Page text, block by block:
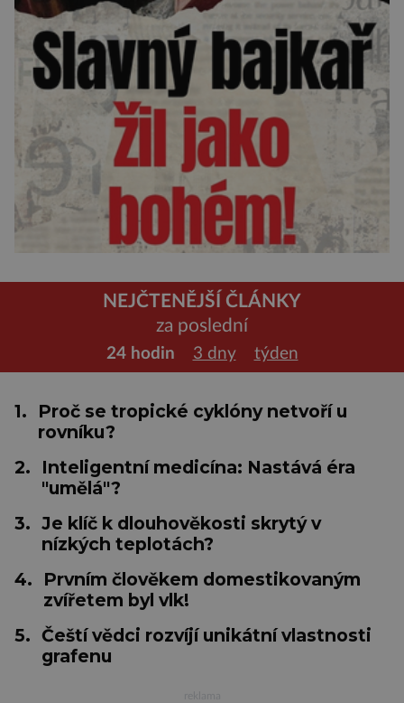
NEJČTENĚJŠÍ ČLÁNKY
za poslední
24 hodin 3 dny týden
1.
Proč se tropické cyklóny netvoří u
rovníku?
2.
Inteligentní medicína: Nastává éra
"umělá"?
3. Je klíč k dlouhověkosti skrytý v
nízkých teplotách?
4.
Prvním člověkem domestikovaným
zvířetem byl vlk!
5. Čeští vědci rozvíjí unikátní vlastnosti
grafenu